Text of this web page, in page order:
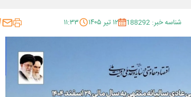
شناسه خبر: 188292 ۱۲ تیر ۱۴۰۵ ۱۱:۳۳